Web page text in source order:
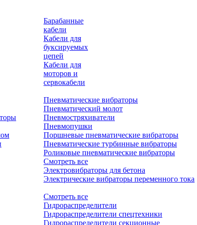
Барабанные
кабели
Кабели для
буксируемых
цепей
Кабели для
моторов и
сервокабели
Пневматические вибраторы
Пневматический молот
Пневмостряхиватели
Пневмопушки
Поршневые пневматические вибраторы
Пневматические турбинные вибраторы
Роликовые пневматические вибраторы
Смотреть все
Электровибраторы для бетона
Электрические вибраторы переменного тока
Смотреть все
Гидрораспределители
Гидрораспределители спецтехники
Гидрораспределители секционные